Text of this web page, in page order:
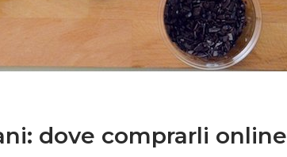
dove comprarli online